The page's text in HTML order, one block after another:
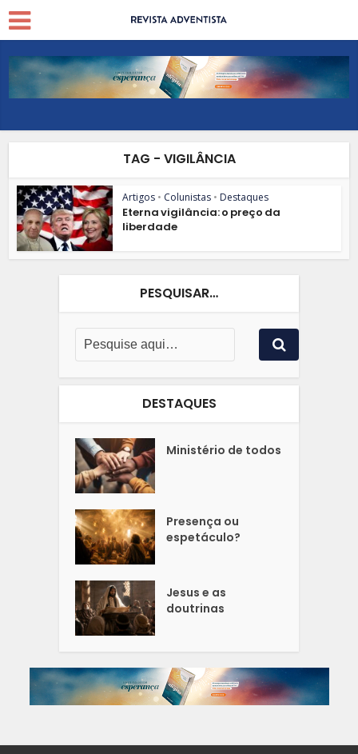
TAG - VIGILÂNCIA
Artigos • Colunistas • Destaques
Eterna vigilância: o preço da
liberdade
PESQUISAR…
DESTAQUES
Ministério de todos
Presença ou
espetáculo?
Jesus e as
doutrinas